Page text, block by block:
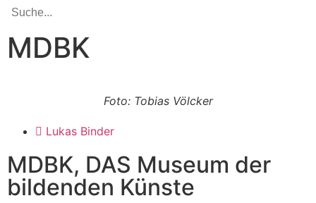
MDBK
Foto: Tobias Völcker
Lukas Binder
MDBK, DAS Museum der
bildenden Künste